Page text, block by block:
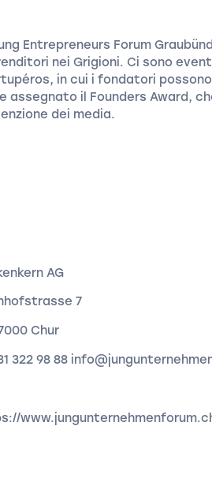
Entrepreneurs Forum
nei Grigioni. Ci sono
in cui i fondatori
assegnato il Founders Award,
dei media.
AG
7
Chur
322 98 88